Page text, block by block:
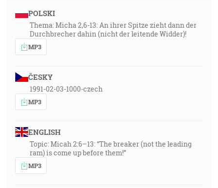
POLSKI
Thema: Micha 2,6-13: An ihrer Spitze zieht dann der
Durchbrecher dahin (nicht der leitende Widder)!
MP3
ČESKY
1991-02-03-1000-czech
MP3
ENGLISH
Topic: Micah 2:6–13: “The breaker (not the leading
ram) is come up before them!”
MP3